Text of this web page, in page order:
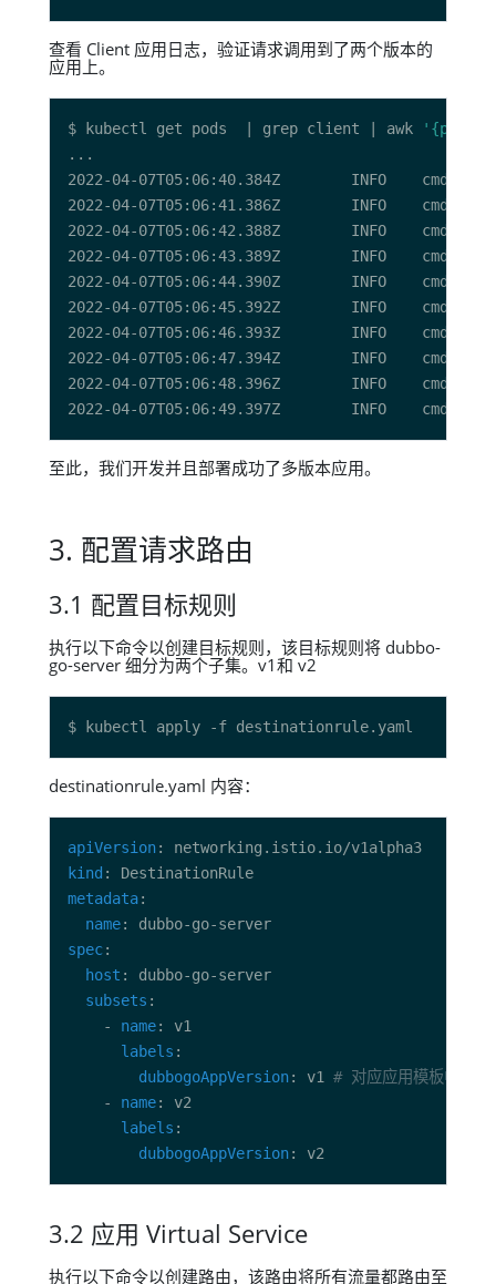
查看 Client 应用日志，验证请求调用到了两个版本的
应用上。
$ kubectl get pods  | grep client | awk
'{print
2022-04-07T05:06:40.384Z        INFO    cmd/
2022-04-07T05:06:41.386Z        INFO    cmd/
2022-04-07T05:06:42.388Z        INFO    cmd/
2022-04-07T05:06:43.389Z        INFO    cmd/
2022-04-07T05:06:44.390Z        INFO    cmd/
2022-04-07T05:06:45.392Z        INFO    cmd/
2022-04-07T05:06:46.393Z        INFO    cmd/
2022-04-07T05:06:47.394Z        INFO    cmd/
2022-04-07T05:06:48.396Z        INFO    cmd/
2022-04-07T05:06:49.397Z        INFO    cmd/
至此，我们开发并且部署成功了多版本应用。
3. 配置请求路由
3.1 配置目标规则
执行以下命令以创建目标规则，该目标规则将 dubbo-
go-server 细分为两个子集。v1和 v2
destinationrule.yaml 内容：
apiVersion
kind
metadata
name
spec
host
subsets
    -
name
labels
dubbogoAppVersion: v1 # 对应应用模板中
    -
name
labels
dubbogoAppVersion
3.2 应用 Virtual Service
执行以下命令以创建路由，该路由将所有流量都路由至